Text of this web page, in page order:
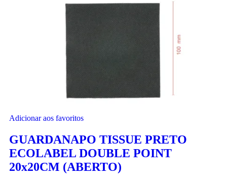
Adicionar aos favoritos
GUARDANAPO TISSUE PRETO
ECOLABEL DOUBLE POINT
20x20CM (ABERTO)